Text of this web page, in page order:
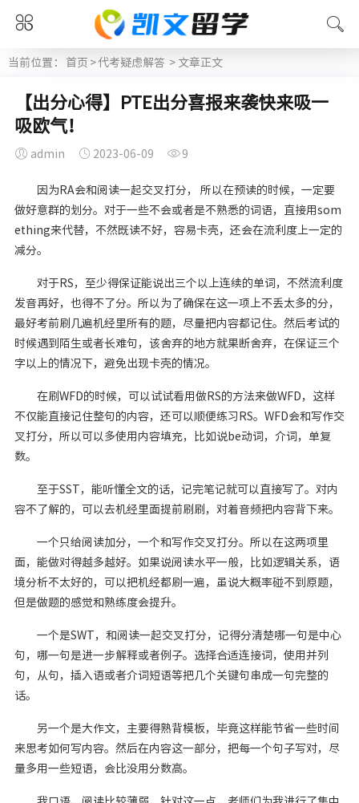
当前位置： 首页 >代考疑虑解答 > 文章正文
【出分心得】PTE出分喜报来袭快来吸一
吸欧气！
admin 2023-06-09 9
因为RA会和阅读一起交叉打分， 所以在预读的时候，一定要
做好意群的划分。对于一些不会或者是不熟悉的词语，直接用som
ething来代替，不然既读不好，容易卡壳，还会在流利度上一定的
减分。
对于RS，至少得保证能说出三个以上连续的单词，不然流利度
发音再好，也得不了分。所以为了确保在这一项上不丢太多的分，
最好考前刷几遍机经里所有的题，尽量把内容都记住。然后考试的
时候遇到陌生或者长难句，该舍弃的地方就果断舍弃，在保证三个
字以上的情况下，避免出现卡壳的情况。
在刷WFD的时候，可以试试看用做RS的方法来做WFD，这样
不仅能直接记住整句的内容，还可以顺便练习RS。WFD会和写作交
叉打分，所以可以多使用内容填充，比如说be动词，介词，单复
数。
至于SST，能听懂全文的话，记完笔记就可以直接写了。对内
容不了解的，可以去机经里面提前刷刷，对着音频把内容背下来。
一个只给阅读加分，一个和写作交叉打分。所以在这两项里
面，能做对得越多越好。如果说阅读水平一般，比如逻辑关系，语
境分析不太好的，可以把机经都刷一遍，虽说大概率碰不到原题，
但是做题的感觉和熟练度会提升。
一个是SWT，和阅读一起交叉打分，记得分清楚哪一句是中心
句，哪一句是进一步解释或者例子。选择合适连接词，使用并列
句，从句，插入语或者介词短语等把几个关键句串成一句完整的
话。
另一个是大作文，主要得熟背模板，毕竟这样能节省一些时间
来思考如何写内容。然后在内容这一部分，把每一个句子写对，尽
量多用一些短语，会比没用分数高。